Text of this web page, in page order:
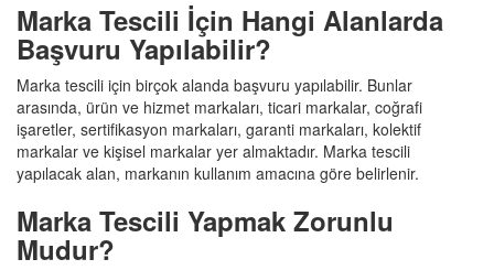
Marka Tescili İçin Hangi Alanlarda
Başvuru Yapılabilir?
Marka tescili için birçok alanda başvuru yapılabilir. Bunlar
arasında, ürün ve hizmet markaları, ticari markalar, coğrafi
işaretler, sertifikasyon markaları, garanti markaları, kolektif
markalar ve kişisel markalar yer almaktadır. Marka tescili
yapılacak alan, markanın kullanım amacına göre belirlenir.
Marka Tescili Yapmak Zorunlu
Mudur?